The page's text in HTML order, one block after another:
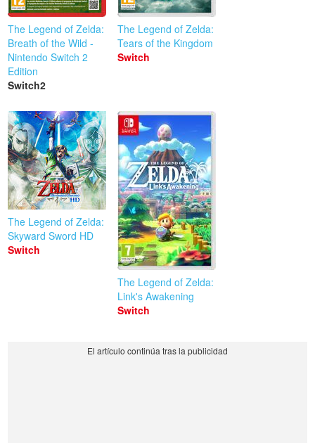
The Legend of Zelda:
Breath of the Wild -
Nintendo Switch 2
Edition
Switch2
The Legend of Zelda:
Tears of the Kingdom
Switch
The Legend of Zelda:
Skyward Sword HD
Switch
The Legend of Zelda:
Link's Awakening
Switch